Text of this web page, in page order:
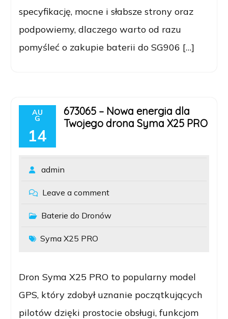
specyfikację, mocne i słabsze strony oraz
podpowiemy, dlaczego warto od razu
pomyśleć o zakupie baterii do SG906 […]
AU
G
14
673065 – Nowa energia dla
Twojego drona Syma X25 PRO
admin
Leave a comment
Baterie do Dronów
Syma X25 PRO
Dron Syma X25 PRO to popularny model
GPS, który zdobył uznanie początkujących
pilotów dzięki prostocie obsługi, funkcjom